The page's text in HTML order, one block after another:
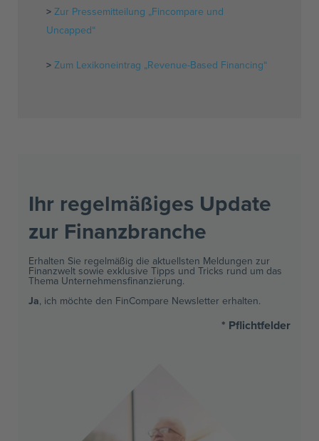
> Zur Pressemitteilung „Fincompare und
Uncapped“
> Zum Lexikoneintrag „Revenue-Based Financing“
Ihr regelmäßiges Update
zur Finanzbranche ​
Erhalten Sie regelmäßig die aktuellsten Meldungen zur
Finanzwelt sowie exklusive Tipps und Tricks rund um das
Thema Unternehmensfinanzierung.
Ja, ich möchte den FinCompare Newsletter erhalten.
* Pflichtfelder